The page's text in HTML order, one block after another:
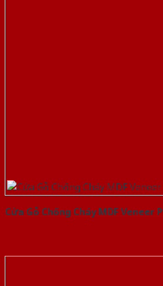
Cửa Gỗ Chống Cháy MDF Veneer